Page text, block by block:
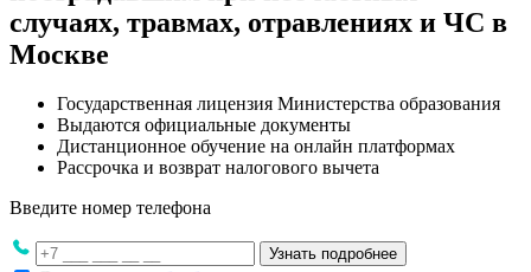
случаях, травмах, отравлениях и ЧС в
Москве
Государственная лицензия Министерства образования
Выдаются официальные документы
Дистанционное обучение на онлайн платформах
Рассрочка и возврат налогового вычета
Введите номер телефона
Узнать подробнее